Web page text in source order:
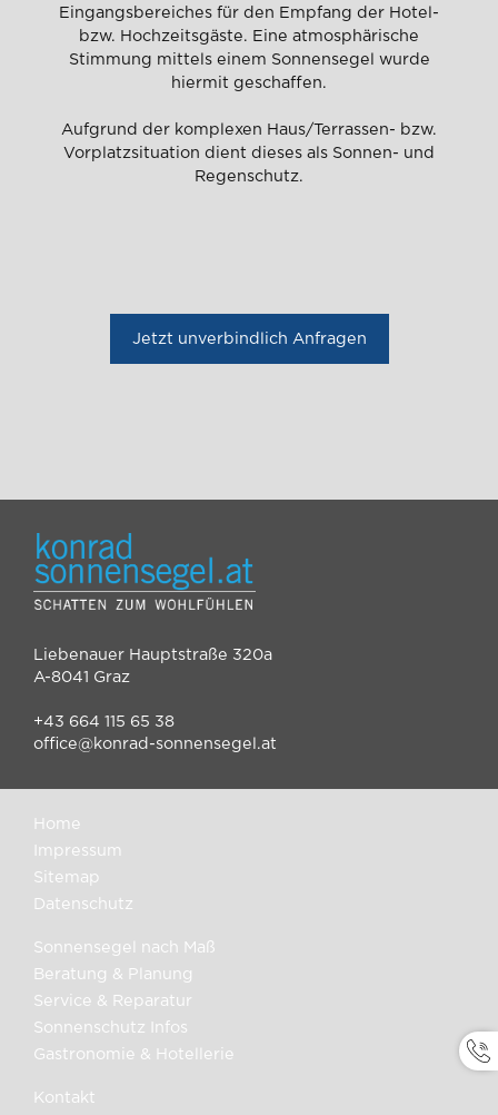
Eingangsbereiches für den Empfang der Hotel-
bzw. Hochzeitsgäste. Eine atmosphärische
Stimmung mittels einem Sonnensegel wurde
hiermit geschaffen.
Aufgrund der komplexen Haus/Terrassen- bzw.
Vorplatzsituation dient dieses als Sonnen- und
Regenschutz.
Jetzt unverbindlich Anfragen
Liebenauer Hauptstraße 320a
A-8041 Graz
+43 664 115 65 38
office@konrad-sonnensegel.at
Home
Impressum
Sitemap
Datenschutz
Sonnensegel nach Maß
Beratung & Planung
Service & Reparatur
Sonnenschutz Infos
Gastronomie & Hotellerie
Kontakt